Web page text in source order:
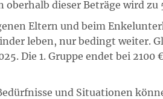
dieser Beträge wird zu
Eltern und beim
leben, nur bedingt weiter.
Die 1. Gruppe endet bei 2100
und Situationen